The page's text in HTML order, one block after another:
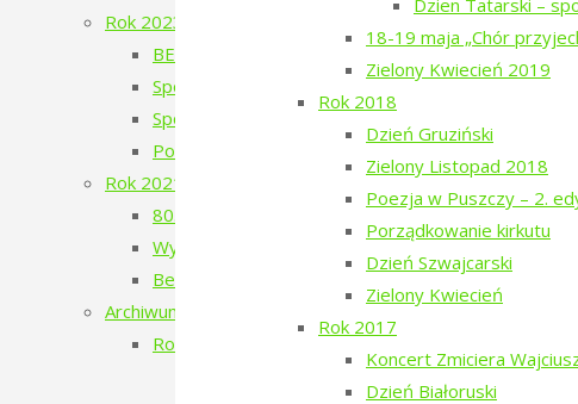
Dzien Tatarski –
18-19 maja „Chór
Zielony Kwiecień 2019
Rok 2018
Dzień Gruziński
Zielony Listopad 2018
Poezja w Puszczy – 2.
Porządkowanie kirkutu
Dzień Szwajcarski
Zielony Kwiecień
Rok 2017
Koncert Zmiciera
Dzień Białoruski
Rok 2023
BERJOZKELE – koncert Oli Bilińskiej – 2023
Spotkanie z Adamem Wajrakiem – 2023
Spotkanie z Julią Fiedorczuk – 2023
Poezja w Puszczy – 4. edycja – 2023
Rok 2021
80. Rocznica Zagłady Żydów Narewkowskich
Wystawa „Sąsiedzi, których już nie ma…”
Berjozkele – Dobranoc Narewko
Archiwum 2016-2020
Rok 2020
Aleja Odlatujących Ptaków